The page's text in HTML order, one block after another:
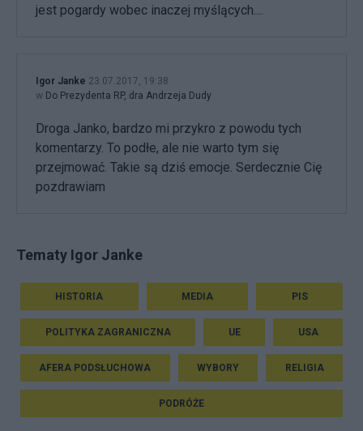
jest pogardy wobec inaczej myślących....
Igor Janke 23.07.2017, 19:38
w Do Prezydenta RP, dra Andrzeja Dudy
Droga Janko, bardzo mi przykro z powodu tych
komentarzy. To podłe, ale nie warto tym się
przejmować. Takie są dziś emocje. Serdecznie Cię
pozdrawiam
Tematy Igor Janke
HISTORIA MEDIA PIS
POLITYKA ZAGRANICZNA UE USA
AFERA PODSŁUCHOWA WYBORY RELIGIA
PODRÓŻE